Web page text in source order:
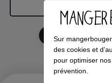
RÉINITIALISER
Sur
des cookies et
pour optimiser
prévention.